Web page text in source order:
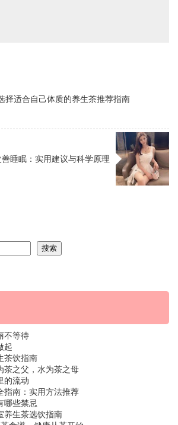
择适合自己体质的养生茶推荐指南
睡眠：实用建议与科学原理
搜索
不等待
起
茶饮指南
茶之父，水为茶之母
的流动
指南：实用方法推荐
哪些禁忌
养生茶选饮指南